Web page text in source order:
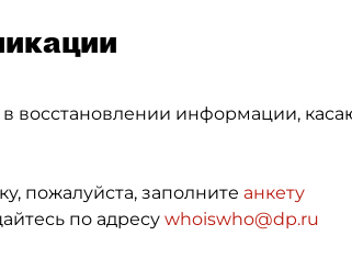
восстановлении информации,
пожалуйста, заполните анкету
по адресу whoiswho@dp.ru